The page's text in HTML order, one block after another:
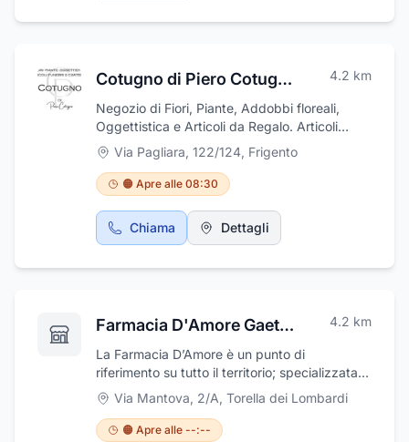
sabato mattina con orario 09:00 -13:00.
Cotugno di Piero Cotugno 4.2 km
Negozio di Fiori, Piante, Addobbi floreali,
Oggettistica e Articoli da Regalo. Articoli
Funebri e Cimiteriali.
Via Pagliara, 122/124, Frigento
🟠 Apre alle 08:30
Chiama Dettagli
Farmacia D'Amore Gaetano 4.2 km
La Farmacia D’Amore è un punto di
riferimento su tutto il territorio; specializzata
nella vendita di prodotti omeopatici,
fitoterapici, dermocosmesi. Cortesia,
professionalità ed un vasto assortimento di
Via Mantova, 2/A, Torella dei Lombardi
🟠 Apre alle --:--